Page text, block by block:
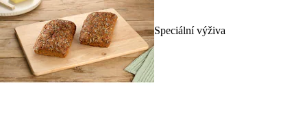
Speciální výživa